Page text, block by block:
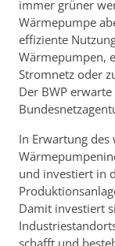
immer grüner
Wärmepumpe
effiziente
Wärmepumpen,
Stromnetz oder
Der BWP
In Erwartung
und investiert in
Damit investiert